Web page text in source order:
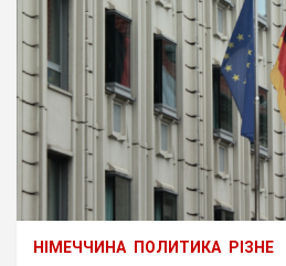
НІМЕЧЧИНА ПОЛИТИКА РІЗНЕ